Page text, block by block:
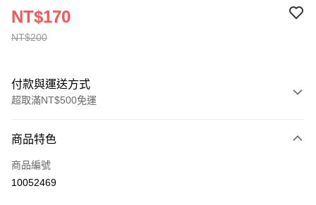
NT$200
NT$170
付款與運送方式
超取滿NT$500免運
信用卡一次付款
超商取貨付款
商品特色
商品編號
10052469